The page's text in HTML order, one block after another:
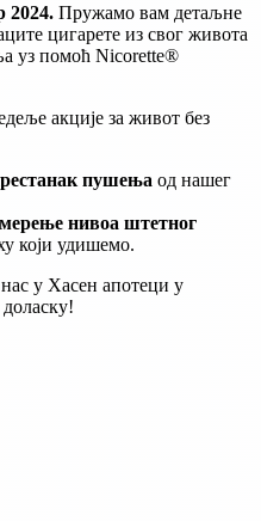
2024. Пружамо вам детаљне
цигарете из свог живота
уз помоћ Nicorette®
акције за живот без
пушења од нашег
нивоа штетног
који удишемо.
у Хасен апотеци у